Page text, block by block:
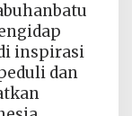
inspirasi
dan